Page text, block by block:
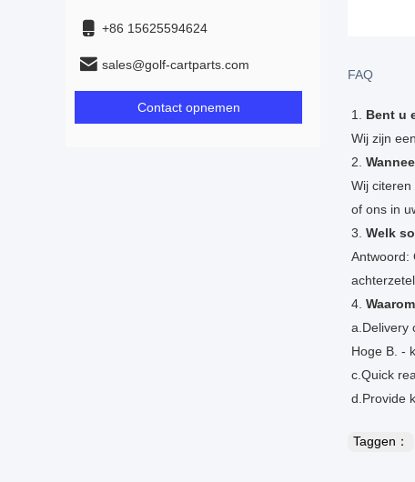
+86 15625594624
sales@golf-cartparts.com
Contact opnemen
FAQ
1. Bent u
Wij zijn
2.
Wij
of ons in
3. Welk
Antwoord:
4.
a.Delivery
Hoge B. -
c.Quick
d.Provide
Taggen：